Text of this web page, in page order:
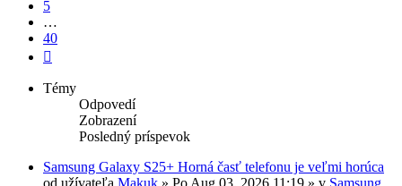
5
…
40
Témy
Odpovedí
Zobrazení
Posledný príspevok
Samsung Galaxy S25+ Horná časť telefonu je veľmi horúca
od užívateľa Makuk » Po Aug 03, 2026 11:19 » v Samsung